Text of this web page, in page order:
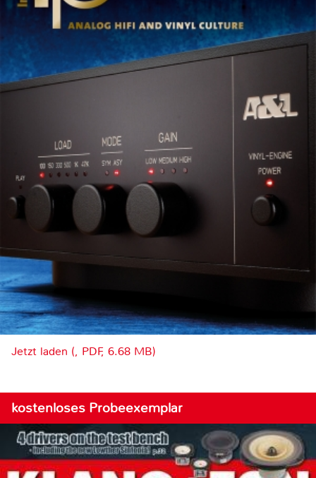
Jetzt laden (, PDF, 6.68 MB)
kostenloses Probeexemplar